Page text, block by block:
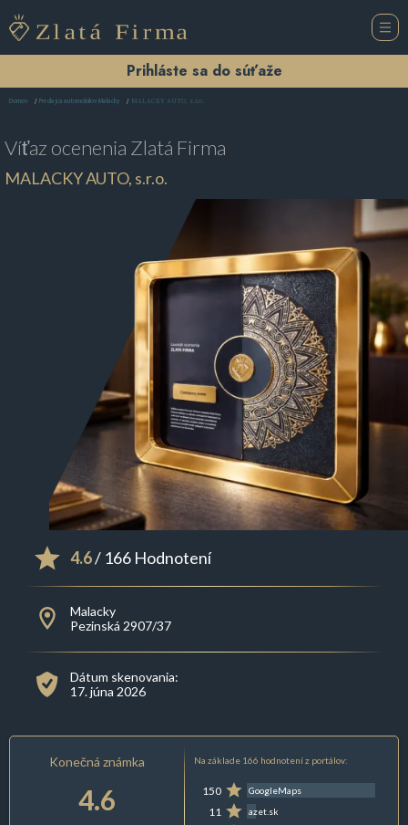
Prihláste sa do súťaže
Domov Predajca automobilov Malacky MALACKY AUTO, s.r.o.
Víťaz ocenenia Zlatá Firma
MALACKY AUTO, s.r.o.
4.6/ 166 Hodnotení
Malacky
Pezinská 2907/37
Dátum skenovania:
17. júna 2026
Konečná známka
4.6
Na základe 166 hodnotení z portálov:
150 GoogleMaps
11 azet.sk